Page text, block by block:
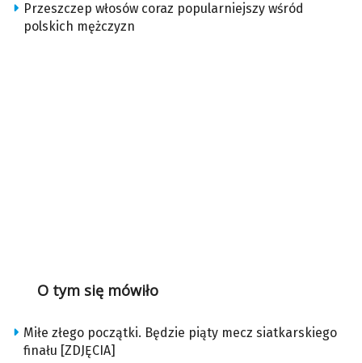
Przeszczep włosów coraz popularniejszy wśród
polskich mężczyzn
O tym się mówiło
Miłe złego początki. Będzie piąty mecz siatkarskiego
finału [ZDJĘCIA]